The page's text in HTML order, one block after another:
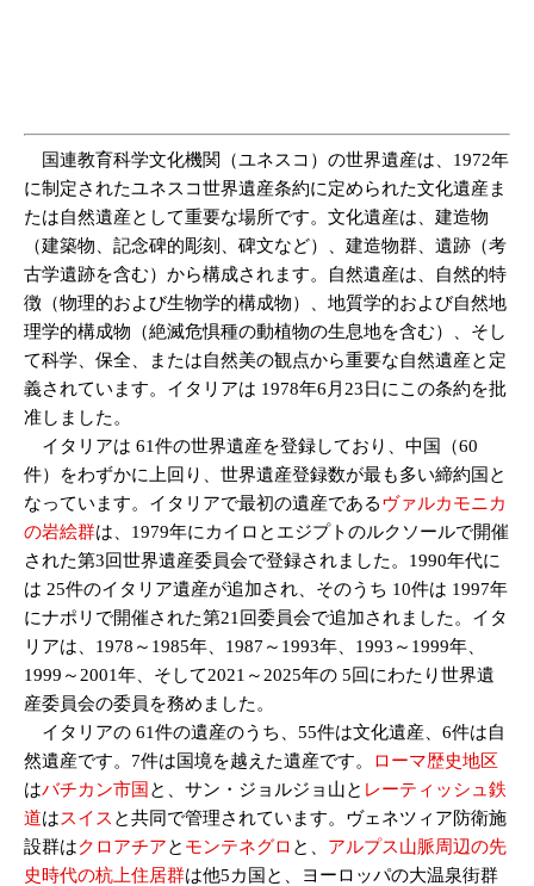
国連教育科学文化機関（ユネスコ）の世界遺産は、1972年
に制定されたユネスコ世界遺産条約に定められた文化遺産ま
たは自然遺産として重要な場所です。文化遺産は、建造物
（建築物、記念碑的彫刻、碑文など）、建造物群、遺跡（考
古学遺跡を含む）から構成されます。自然遺産は、自然的特
徴（物理的および生物学的構成物）、地質学的および自然地
理学的構成物（絶滅危惧種の動植物の生息地を含む）、そし
て科学、保全、または自然美の観点から重要な自然遺産と定
義されています。イタリアは 1978年6月23日にこの条約を批
准しました。
イタリアは 61件の世界遺産を登録しており、中国（60
件）をわずかに上回り、世界遺産登録数が最も多い締約国と
なっています。イタリアで最初の遺産であるヴァルカモニカ
の岩絵群は、1979年にカイロとエジプトのルクソールで開催
された第3回世界遺産委員会で登録されました。1990年代に
は 25件のイタリア遺産が追加され、そのうち 10件は 1997年
にナポリで開催された第21回委員会で追加されました。イタ
リアは、1978～1985年、1987～1993年、1993～1999年、
1999～2001年、そして2021～2025年の 5回にわたり世界遺
産委員会の委員を務めました。
イタリアの 61件の遺産のうち、55件は文化遺産、6件は自
然遺産です。7件は国境を越えた遺産です。
ローマ歴史地区
はバチカン市国 と、サン・ジョルジョ山と レーティッシュ鉄
道はスイス と共同で管理されています。ヴェネツィア防衛施
設群はクロアチアと モンテネグロ と、 アルプス山脈周辺の先
史時代の杭上住居群は他5カ国と、ヨーロッパの大温泉街群